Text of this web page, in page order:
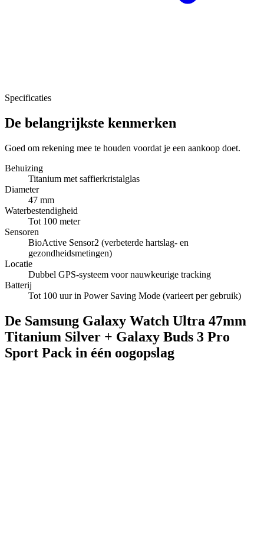
Specificaties
De belangrijkste kenmerken
Goed om rekening mee te houden voordat je een aankoop doet.
Behuizing
Titanium met saffierkristalglas
Diameter
47 mm
Waterbestendigheid
Tot 100 meter
Sensoren
BioActive Sensor2 (verbeterde hartslag- en
gezondheidsmetingen)
Locatie
Dubbel GPS-systeem voor nauwkeurige tracking
Batterij
Tot 100 uur in Power Saving Mode (varieert per gebruik)
De Samsung Galaxy Watch Ultra 47mm
Titanium Silver + Galaxy Buds 3 Pro
Sport Pack in één oogopslag